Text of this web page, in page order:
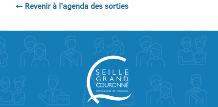
← Revenir à l'agenda des sorties